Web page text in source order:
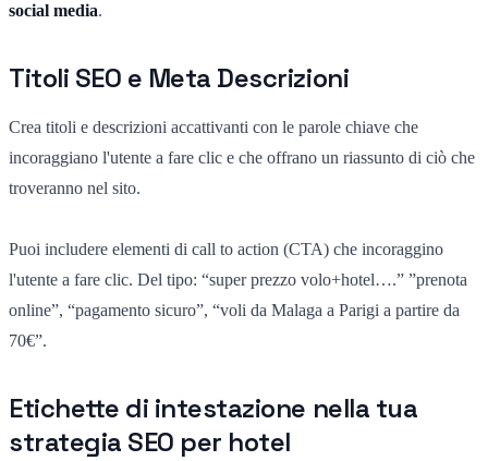
social media.
Titoli SEO e Meta Descrizioni
Crea titoli e descrizioni accattivanti con le parole chiave che
incoraggiano l'utente a fare clic e che offrano un riassunto di ciò che
troveranno nel sito.
Puoi includere elementi di call to action (CTA) che incoraggino
l'utente a fare clic. Del tipo: “super prezzo volo+hotel….” ”prenota
online”, “pagamento sicuro”, “voli da Malaga a Parigi a partire da
70€”.
Etichette di intestazione nella tua
strategia SEO per hotel